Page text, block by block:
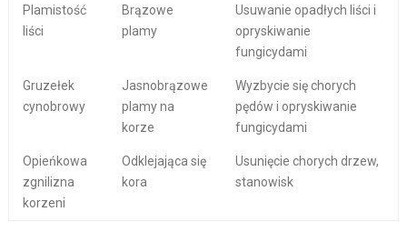
Plamistość
liści
Brązowe
plamy
Usuwanie opadłych liści i
opryskiwanie
fungicydami
Gruzełek
cynobrowy
Jasnobrązowe
plamy na
korze
Wyzbycie się chorych
pędów i opryskiwanie
fungicydami
Opieńkowa
zgnilizna
korzeni
Odklejająca się
kora
Usunięcie chorych drzew,
stanowisk